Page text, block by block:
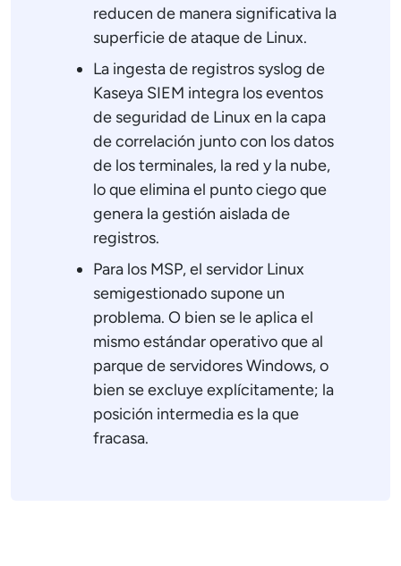
reducen de manera significativa la
superficie de ataque de Linux.
La ingesta de registros syslog de
Kaseya SIEM integra los eventos
de seguridad de Linux en la capa
de correlación junto con los datos
de los terminales, la red y la nube,
lo que elimina el punto ciego que
genera la gestión aislada de
registros.
Para los MSP, el servidor Linux
semigestionado supone un
problema. O bien se le aplica el
mismo estándar operativo que al
parque de servidores Windows, o
bien se excluye explícitamente; la
posición intermedia es la que
fracasa.